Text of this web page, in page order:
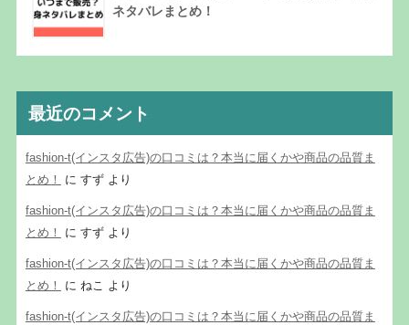
ネタバレまとめ！
最近のコメント
fashion-t(インスタ広告)の口コミは？本当に届くかや商品の品質ま
とめ！
に すずより
fashion-t(インスタ広告)の口コミは？本当に届くかや商品の品質ま
とめ！
に すずより
fashion-t(インスタ広告)の口コミは？本当に届くかや商品の品質ま
とめ！
に ねこ より
fashion-t(インスタ広告)の口コミは？本当に届くかや商品の品質ま